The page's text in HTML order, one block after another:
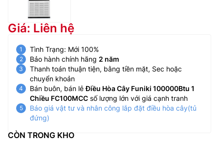
Giá: Liên hệ
Tình Trạng: Mới 100%
Bảo hành chính hãng 2 năm
Thanh toán thuận tiện, bằng tiền mặt, Sec hoặc
chuyển khoản
Bán buôn, bán lẻĐiều Hòa Cây Funiki 100000Btu 1
Chiều FC100MCC số lượng lớn với giá cạnh tranh
Báo giá vật tư và nhân công lắp đặt điều hòa cây(tủ
đứng)
CÒN TRONG KHO